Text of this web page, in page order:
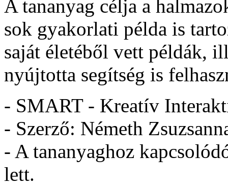
A tananyag célja a
sok gyakorlati példa is
saját életéből vett példák,
nyújtotta segítség is
- SMART - Kreatív
- Szerző: Németh
- A tananyaghoz
lett.